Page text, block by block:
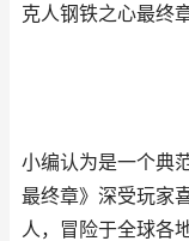
克人钢铁之心最终
小编认为是一个典
最终章》深受玩家
人，冒险于全球各